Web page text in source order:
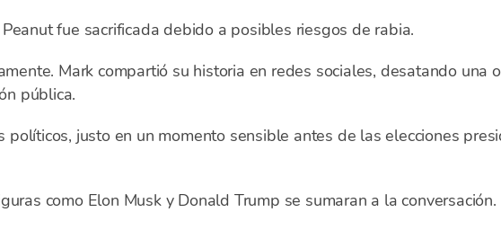
fue sacrificada debido a posibles riesgos de rabia.
Mark compartió su historia en redes sociales, desatando una
pública.
justo en un momento sensible antes de las elecciones
como Elon Musk y Donald Trump se sumaran a la conversación.